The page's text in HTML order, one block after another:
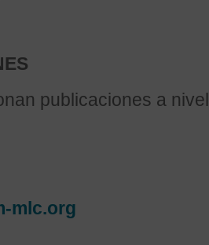
publicaciones a
mlc.org